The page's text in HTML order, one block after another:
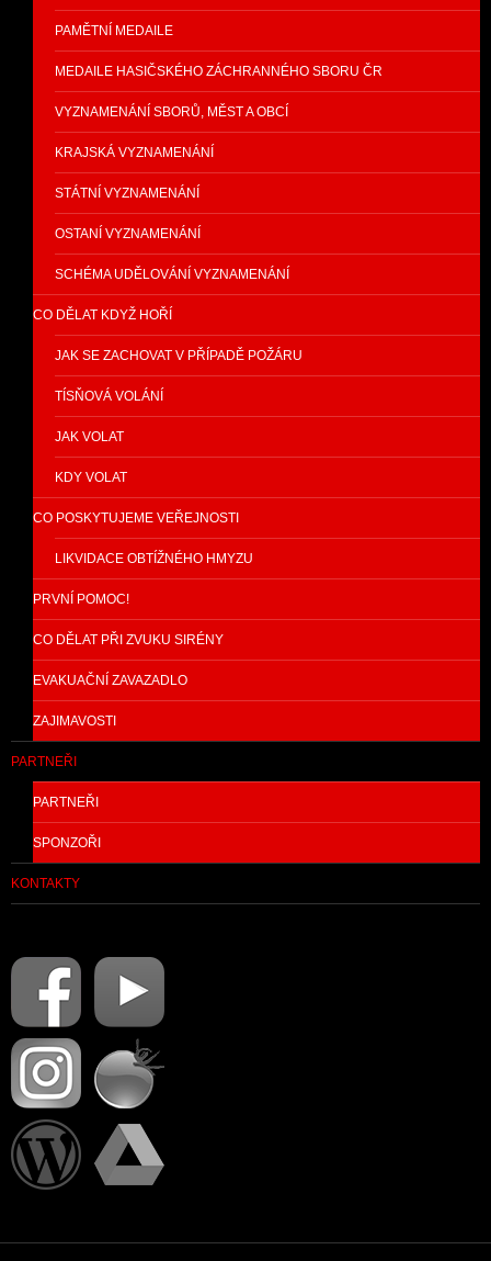
PAMĚTNÍ MEDAILE
MEDAILE HASIČSKÉHO ZÁCHRANNÉHO SBORU ČR
VYZNAMENÁNÍ SBORŮ, MĚST A OBCÍ
KRAJSKÁ VYZNAMENÁNÍ
STÁTNÍ VYZNAMENÁNÍ
OSTANÍ VYZNAMENÁNÍ
SCHÉMA UDĚLOVÁNÍ VYZNAMENÁNÍ
CO DĚLAT KDYŽ HOŘÍ
JAK SE ZACHOVAT V PŘÍPADĚ POŽÁRU
TÍSŇOVÁ VOLÁNÍ
JAK VOLAT
KDY VOLAT
CO POSKYTUJEME VEŘEJNOSTI
LIKVIDACE OBTÍŽNÉHO HMYZU
PRVNÍ POMOC!
CO DĚLAT PŘI ZVUKU SIRÉNY
EVAKUAČNÍ ZAVAZADLO
ZAJIMAVOSTI
PARTNEŘI
PARTNEŘI
SPONZOŘI
KONTAKTY